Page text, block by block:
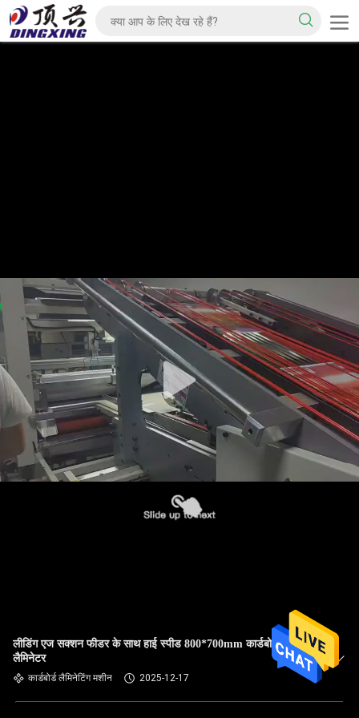
लीडिंग एज सक्शन फीडर के साथ हाई स्पीड 800*700mm कार्डबोर्ड
लैमिनेटर
कार्डबोर्ड लैमिनेटिंग मशीन 2025-12-17